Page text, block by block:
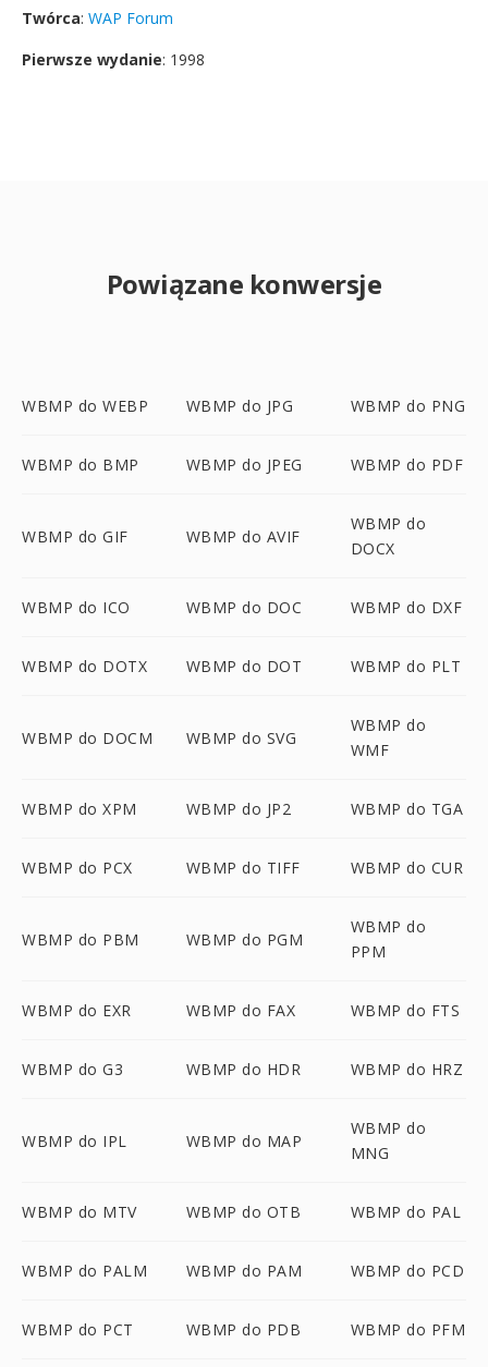
Twórca: WAP Forum
Pierwsze wydanie: 1998
Powiązane konwersje
WBMP do WEBP WBMP do JPG WBMP do PNG
WBMP do BMP WBMP do JPEG WBMP do PDF
WBMP do GIF WBMP do AVIF
WBMP do
DOCX
WBMP do ICO WBMP do DOC WBMP do DXF
WBMP do DOTX WBMP do DOT WBMP do PLT
WBMP do DOCM WBMP do SVG
WBMP do
WMF
WBMP do XPM WBMP do JP2 WBMP do TGA
WBMP do PCX WBMP do TIFF WBMP do CUR
WBMP do PBM WBMP do PGM
WBMP do
PPM
WBMP do EXR WBMP do FAX WBMP do FTS
WBMP do G3 WBMP do HDR WBMP do HRZ
WBMP do IPL WBMP do MAP
WBMP do
MNG
WBMP do MTV WBMP do OTB WBMP do PAL
WBMP do PALM WBMP do PAM WBMP do PCD
WBMP do PCT WBMP do PDB WBMP do PFM